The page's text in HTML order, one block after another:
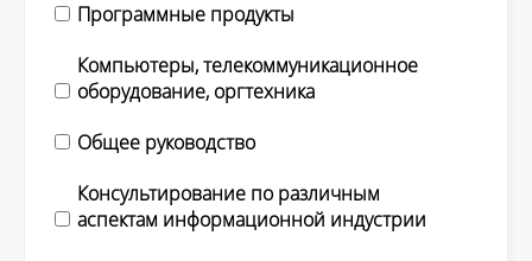
Программные продукты
Компьютеры, телекоммуникационное
оборудование, оргтехника
Общее руководство
Консультирование по различным
аспектам информационной индустрии